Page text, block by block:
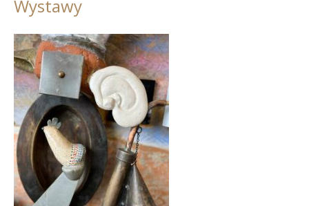
Wystawy